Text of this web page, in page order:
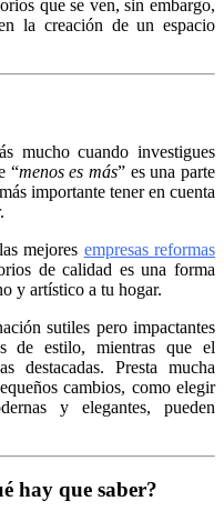
que se ven, sin embargo,
la creación de un espacio
mucho cuando investigues
“menos es más” es una parte
importante tener en cuenta
mejores empresas reformas
de calidad es una forma
y artístico a tu hogar.
sutiles pero impactantes
de estilo, mientras que el
destacadas. Presta mucha
cambios, como elegir
y elegantes, pueden
hay que saber?